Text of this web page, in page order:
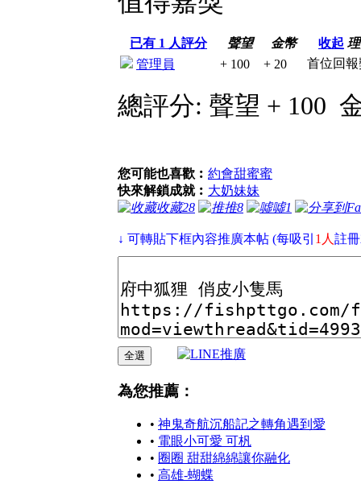
已有 1 人評分 聲望 金幣 收起
管理員
+ 100 + 20 首位回
總評分: 聲望 + 100
您可能也喜歡︰ 約會甜蜜蜜
快來解鎖成就︰ 大奶妹妹
收藏28 推8 噓1
↓ 可轉貼下框內容推廣本帖 (每吸引 1人 註
為您推薦：
• 神鬼奇航沉船記之轉角遇到愛
• 電眼小可愛 可杋
• 圈圈 甜甜綿綿讓你融化
• 高雄-蝴蝶